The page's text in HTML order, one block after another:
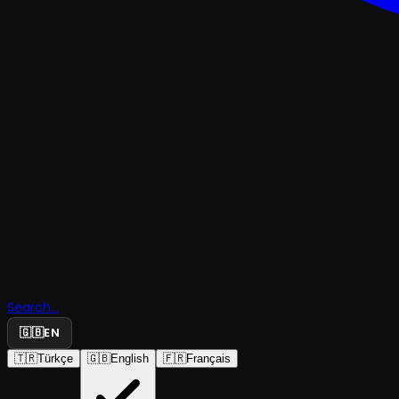
Search...
🇬🇧EN
🇹🇷Türkçe 🇬🇧English 🇫🇷Français
Bahçesi